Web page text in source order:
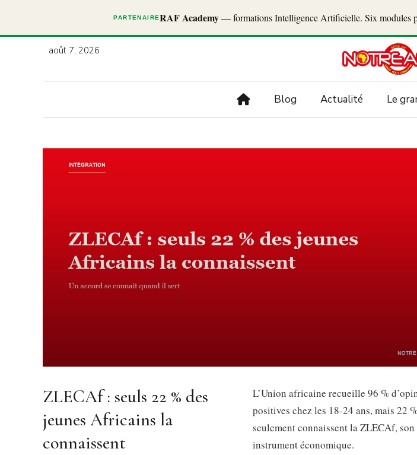
PARTENAIRERAF Academy— formations Intelligence Artificielle. Six modules
août 7, 2026
Blog Actualité Le
ZLECAf : seuls 22 % des
jeunes Africains la
connaissent
L’Union africaine recueille 96 %
positives chez les 18-24 ans, mais 22
seulement connaissent la ZLECAf,
instrument économique.